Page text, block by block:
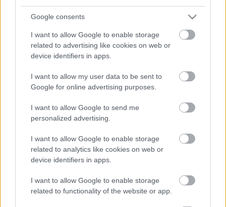
Google consents
I want to allow Google to enable storage
related to advertising like cookies on web or
device identifiers in apps.
I want to allow my user data to be sent to
Google for online advertising purposes.
I want to allow Google to send me
personalized advertising.
I want to allow Google to enable storage
related to analytics like cookies on web or
device identifiers in apps.
I want to allow Google to enable storage
related to functionality of the website or app.
A poszt megjelenését aHangfoglaló
Programkeretében a Nemzeti Kulturális